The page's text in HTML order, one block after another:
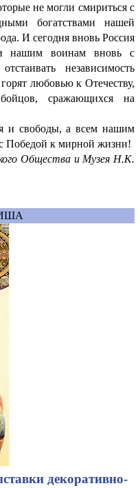
не могли смириться с
богатствами нашей
И сегодня вновь Россия
нашим воинам вновь с
независимость
любовью к Отечеству,
сражающихся на
и свободы, а всем нашим
Победой к мирной жизни!
Общества и Музея Н.К.
декоративно-